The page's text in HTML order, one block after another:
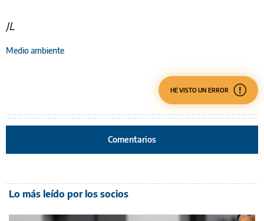
JL
Medio ambiente
HE VISTO UN ERROR
Comentarios
Lo más leído por los socios